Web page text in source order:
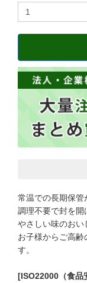
常温での長期保管
調理不要で封を開
やさしい味のおい
お子様からご高齢
す。
[ISO22000（食品